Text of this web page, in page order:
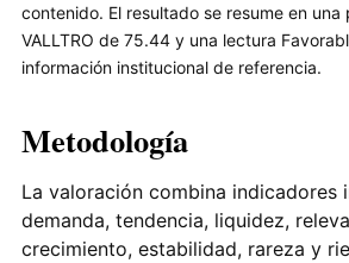
contenido. El resultado se resume en una
VALLTRO de 75.44 y una lectura
información institucional de referencia.
Metodología
La valoración combina indicadores
demanda, tendencia, liquidez,
crecimiento, estabilidad, rareza y